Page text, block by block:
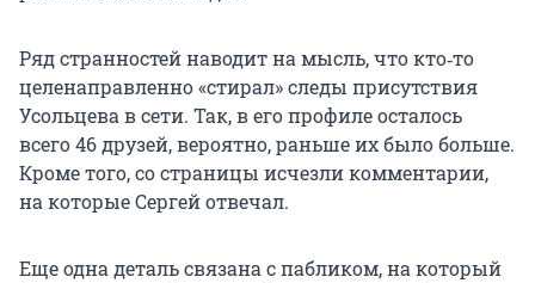
Ряд странностей наводит на мысль, что кто‑то
целенаправленно «стирал» следы присутствия
Усольцева в сети. Так, в его профиле осталось
всего 46 друзей, вероятно, раньше их было больше.
Кроме того, со страницы исчезли комментарии,
на которые Сергей отвечал.
Еще одна деталь связана с пабликом, на который